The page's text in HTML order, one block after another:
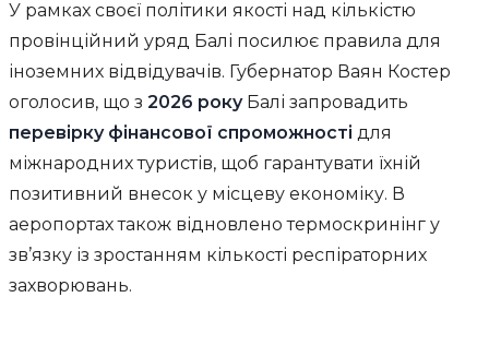
У рамках своєї політики якості над кількістю
провінційний уряд Балі посилює правила для
іноземних відвідувачів. Губернатор Ваян Костер
оголосив, що з 2026 рокуБалі запровадить
перевірку фінансової спроможності для
міжнародних туристів, щоб гарантувати їхній
позитивний внесок у місцеву економіку. В
аеропортах також відновлено термоскринінг у
зв’язку із зростанням кількості респіраторних
захворювань.